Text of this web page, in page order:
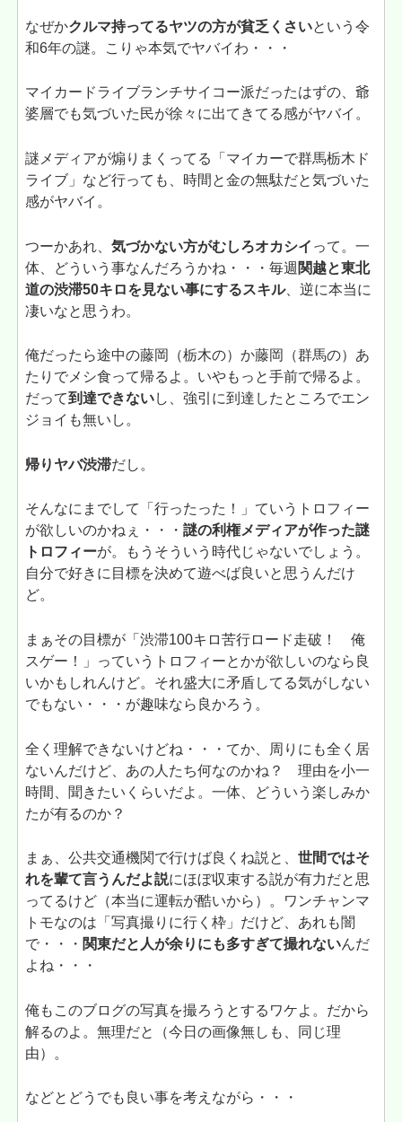
なぜかクルマ持ってるヤツの方が貧乏くさいという令
和6年の謎。こりゃ本気でヤバイわ・・・
マイカードライブランチサイコー派だったはずの、爺
婆層でも気づいた民が徐々に出てきてる感がヤバイ。
謎メディアが煽りまくってる「マイカーで群馬栃木ド
ライブ」など行っても、時間と金の無駄だと気づいた
感がヤバイ。
つーかあれ、気づかない方がむしろオカシイ って。一
体、どういう事なんだろうかね・・・毎週 関越と東北
道の渋滞50キロを見ない事にするスキル、逆に本当に
凄いなと思うわ。
俺だったら途中の藤岡（栃木の）か藤岡（群馬の）あ
たりでメシ食って帰るよ。いやもっと手前で帰るよ。
だって到達できないし、強引に到達したところでエン
ジョイも無いし。
帰りヤバ渋滞だし。
そんなにまでして「行ったった！」ていうトロフィー
が欲しいのかねぇ・・・謎の利権メディアが作った謎
トロフィーが。もうそういう時代じゃないでしょう。
自分で好きに目標を決めて遊べば良いと思うんだけ
ど。
まぁその目標が「渋滞100キロ苦行ロード走破！ 俺
スゲー！」っていうトロフィーとかが欲しいのなら良
いかもしれんけど。それ盛大に矛盾してる気がしない
でもない・・・が趣味なら良かろう。
全く理解できないけどね・・・てか、周りにも全く居
ないんだけど、あの人たち何なのかね？ 理由を小一
時間、聞きたいくらいだよ。一体、どういう楽しみか
たが有るのか？
まぁ、公共交通機関で行けば良くね説と、世間ではそ
れを輩て言うんだよ説にほぼ収束する説が有力だと思
ってるけど（本当に運転が酷いから）。ワンチャンマ
トモなのは「写真撮りに行く枠」だけど、あれも闇
で・・・ 関東だと人が余りにも多すぎて撮れないんだ
よね・・・
俺もこのブログの写真を撮ろうとするワケよ。だから
解るのよ。無理だと（今日の画像無しも、同じ理
由）。
などとどうでも良い事を考えながら・・・